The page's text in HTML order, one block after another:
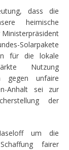
dass die
heimische
Ministerpräsident
Solarpakete
für die lokale
Nutzung
gegen unfaire
Anhalt sei zur
der
um die
fairer